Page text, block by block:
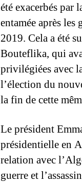
été exacerbés par
entamée après
2019. Cela a été
Bouteflika, qui
privilégiées avec
l’élection du
la fin de cette
Le président
présidentielle en
relation avec
guerre et